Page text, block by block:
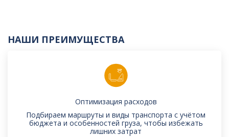
НАШИ ПРЕИМУЩЕСТВА
Оптимизация расходов
Подбираем маршруты и виды транспорта с учётом
бюджета и особенностей груза, чтобы избежать
лишних затрат